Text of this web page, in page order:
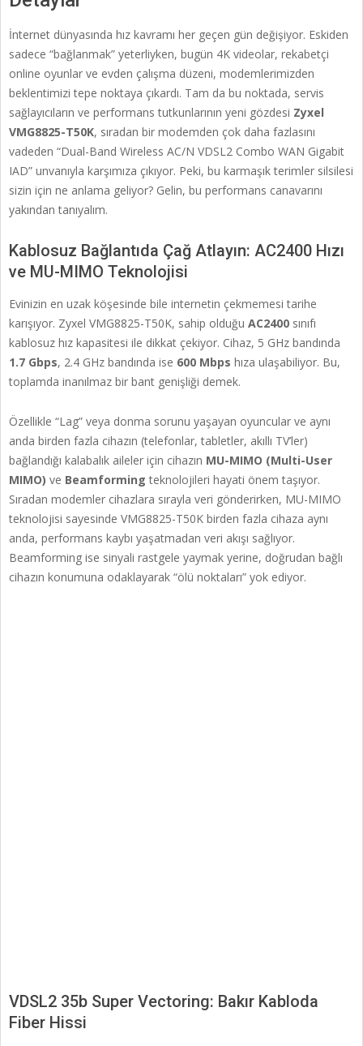
İnternet dünyasında hız kavramı her geçen gün değişiyor. Eskiden
sadece “bağlanmak” yeterliyken, bugün 4K videolar, rekabetçi
online oyunlar ve evden çalışma düzeni, modemlerimizden
beklentimizi tepe noktaya çıkardı. Tam da bu noktada, servis
sağlayıcıların ve performans tutkunlarının yeni gözdesi Zyxel
VMG8825-T50K, sıradan bir modemden çok daha fazlasını
vadeden “Dual-Band Wireless AC/N VDSL2 Combo WAN Gigabit
IAD” unvanıyla karşımıza çıkıyor. Peki, bu karmaşık terimler silsilesi
sizin için ne anlama geliyor? Gelin, bu performans canavarını
yakından tanıyalım.
Kablosuz Bağlantıda Çağ Atlayın: AC2400 Hızı
ve MU-MIMO Teknolojisi
Evinizin en uzak köşesinde bile internetin çekmemesi tarihe
karışıyor. Zyxel VMG8825-T50K, sahip olduğu AC2400 sınıfı
kablosuz hız kapasitesi ile dikkat çekiyor. Cihaz, 5 GHz bandında
1.7 Gbps, 2.4 GHz bandında ise 600 Mbps hıza ulaşabiliyor. Bu,
toplamda inanılmaz bir bant genişliği demek.
Özellikle “Lag” veya donma sorunu yaşayan oyuncular ve aynı
anda birden fazla cihazın (telefonlar, tabletler, akıllı TV’ler)
bağlandığı kalabalık aileler için cihazın MU-MIMO (Multi-User
MIMO) ve Beamforming teknolojileri hayati önem taşıyor.
Sıradan modemler cihazlara sırayla veri gönderirken, MU-MIMO
teknolojisi sayesinde VMG8825-T50K birden fazla cihaza aynı
anda, performans kaybı yaşatmadan veri akışı sağlıyor.
Beamforming ise sinyali rastgele yaymak yerine, doğrudan bağlı
cihazın konumuna odaklayarak “ölü noktaları” yok ediyor.
VDSL2 35b Super Vectoring: Bakır Kabloda
Fiber Hissi